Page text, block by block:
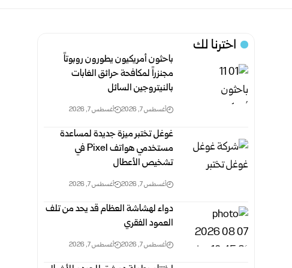
اخترنا لك
باحثون أمريكيون يطورون روبوتاً
مجنزراً لمكافحة حرائق الغابات
بالنيتروجين السائل
أغسطس 7, 2026 أغسطس 7, 2026
غوغل تختبر ميزة جديدة لمساعدة
مستخدمي هواتف Pixel في
تشخيص الأعطال
أغسطس 7, 2026 أغسطس 7, 2026
دواء لهشاشة العظام قد يحد من تلف
العمود الفقري
أغسطس 7, 2026 أغسطس 7, 2026